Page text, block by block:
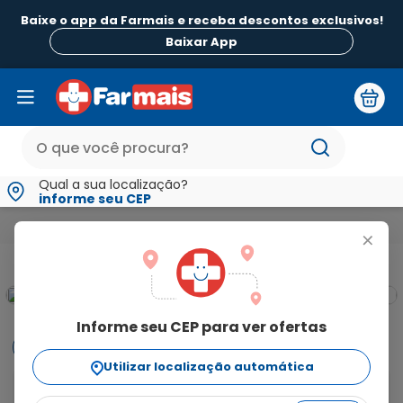
Baixe o app da Farmais e receba descontos exclusivos!
Baixar App
Qual a sua localização?
informe seu CEP
+
Informe seu CEP para ver ofertas
Utilizar localização automática
Informações
INDICAÇÃO: é indicado como antiagregante